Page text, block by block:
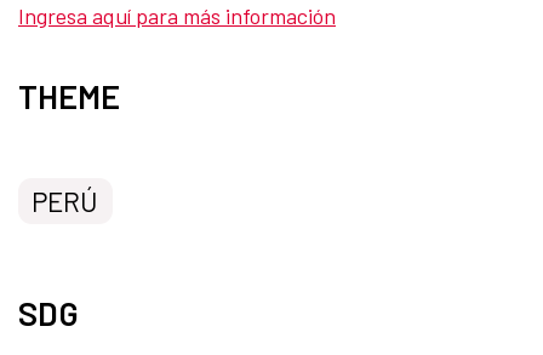
Ingresa aquí para más información
THEME
PERÚ
SDG